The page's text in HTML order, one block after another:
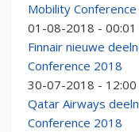
Mobility
01-08-2018 - 00:01
Finnair nieuwe
Conference 2018
30-07-2018 - 12:00
Qatar Airways
Conference 2018